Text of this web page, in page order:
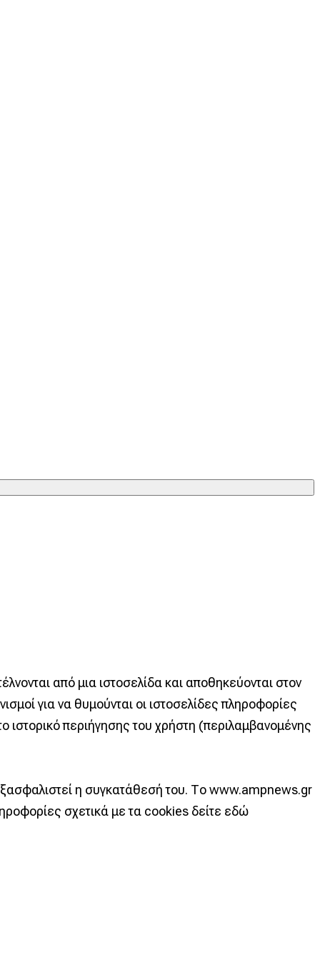
από μια ιστοσελίδα και αποθηκεύονται στον
για να θυμούνται οι ιστοσελίδες πληροφορίες
ιστορικό περιήγησης του χρήστη (περιλαμβανομένης
η συγκατάθεσή του. Το www.ampnews.gr
σχετικά με τα cookies δείτε εδώ